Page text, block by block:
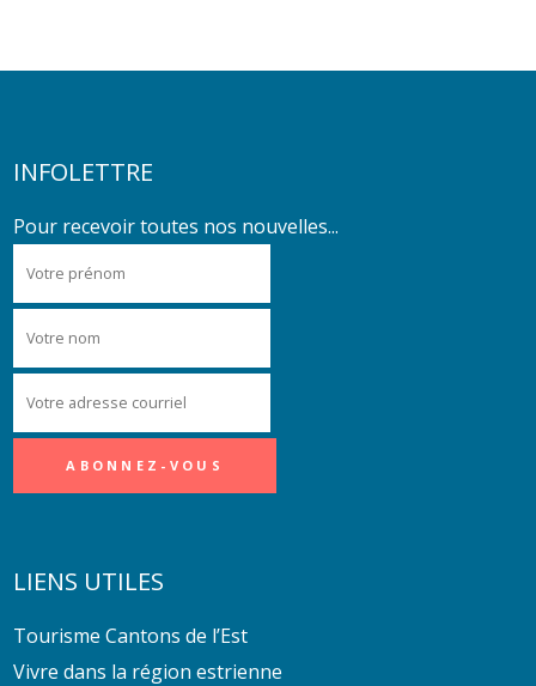
INFOLETTRE
Pour recevoir toutes nos nouvelles...
LIENS UTILES
Tourisme Cantons de l’Est
Vivre dans la région estrienne